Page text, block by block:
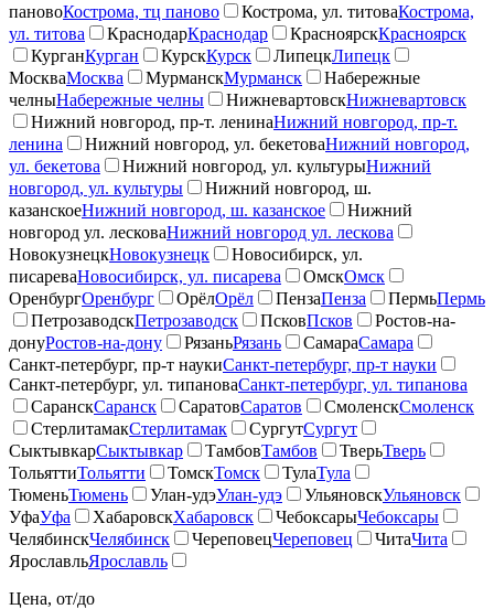
пановоКострома, тц паново Кострома, ул. титоваКострома,
ул. титова
КраснодарКраснодар КрасноярскКрасноярск
КурганКурган КурскКурск ЛипецкЛипецк
МоскваМосква МурманскМурманск
Набережные
челныНабережные челны НижневартовскНижневартовск
Нижний новгород, пр-т. ленинаНижний новгород, пр-т.
ленина
Нижний новгород, ул. бекетоваНижний новгород,
ул. бекетова
Нижний новгород, ул. культурыНижний
новгород, ул. культуры
Нижний новгород, ш.
казанскоеНижний новгород, ш. казанское
Нижний
новгород ул. лесковаНижний новгород ул. лескова
НовокузнецкНовокузнецк
Новосибирск, ул.
писареваНовосибирск, ул. писарева ОмскОмск
ОренбургОренбург ОрёлОрёл ПензаПенза ПермьПермь
ПетрозаводскПетрозаводск ПсковПсков
Ростов-на-
донуРостов-на-дону РязаньРязань СамараСамара
Санкт-петербург, пр-т наукиСанкт-петербург, пр-т науки
Санкт-петербург, ул. типановаСанкт-петербург, ул. типанова
СаранскСаранск СаратовСаратов СмоленскСмоленск
СтерлитамакСтерлитамак СургутСургут
СыктывкарСыктывкар ТамбовТамбов ТверьТверь
ТольяттиТольятти ТомскТомск ТулаТула
ТюменьТюмень Улан-удэУлан-удэ УльяновскУльяновск
УфаУфа ХабаровскХабаровск ЧебоксарыЧебоксары
ЧелябинскЧелябинск ЧереповецЧереповец ЧитаЧита
ЯрославльЯрославль
Цена, от/до